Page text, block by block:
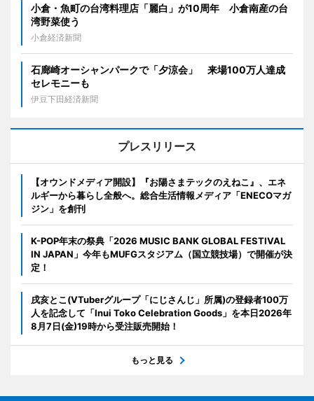
小倉・魚町の台湾料理店「麗白」が10周年 小倉南産の台
湾野菜使う
小倉経済新聞
石廊崎オーシャンパークで「夕涼会」 来場100万人達成
セレモニーも
伊豆下田経済新聞
プレスリリース
【オウンドメディア開設】『お陽さまテックのえねこ』、エネ
ルギーから暮らし全般へ。総合生活情報メディア「ENECOマガ
ジン」を創刊
K-POP年末の祭典「2026 MUSIC BANK GLOBAL FESTIVAL
IN JAPAN」今年もMUFGスタジアム（国立競技場）で開催が決
定！
戌亥とこ(VTuberグループ「にじさんじ」所属)の登録者100万
人を記念して「Inui Toko Celebration Goods」を本日2026年
8月7日(金)19時から受注販売開始！
もっと見る